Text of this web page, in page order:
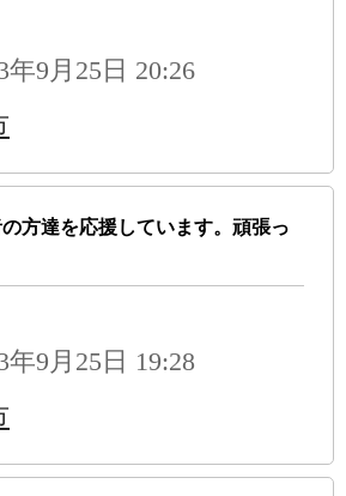
9月25日 20:26
方達を応援しています。頑張っ
9月25日 19:28